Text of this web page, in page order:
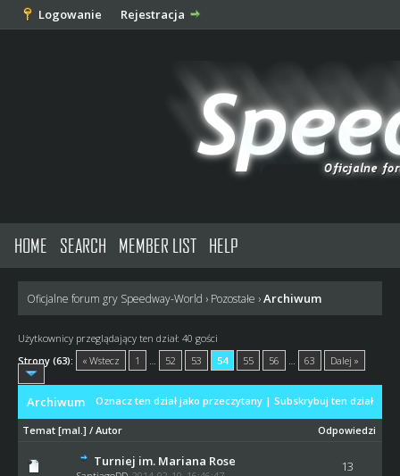
Logowanie Rejestracja
HOME SEARCH MEMBER LIST HELP
Oficjalne forum gry Speedway-World › Pozostałe ›Archiwum
Użytkownicy przeglądający ten dział: 40 gości
Strony (63):
« Wstecz 1 … 52 53 54 55 56 … 63 Dalej »
Oznacz ten dział jako przeczytany| Subskrybuj ten dział
Archiwum
Temat [mal.] / Autor Odpowiedzi
Turniej im. Mariana Rose 13